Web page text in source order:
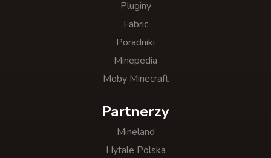
Pluginy
Fabric
Poradniki
Minepedia
Moby Minecraft
Partnerzy
Mineland
Hytale Polska